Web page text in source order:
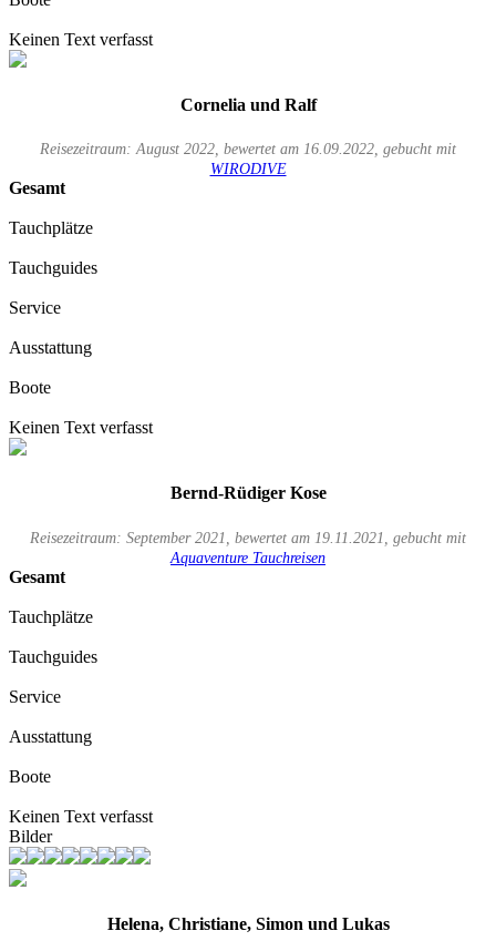
Keinen Text verfasst
Cornelia und Ralf
Reisezeitraum: August 2022, bewertet am 16.09.2022, gebucht mit
WIRODIVE
Gesamt
Tauchplätze
Tauchguides
Service
Ausstattung
Boote
Keinen Text verfasst
Bernd-Rüdiger Kose
Reisezeitraum: September 2021, bewertet am 19.11.2021, gebucht mit
Aquaventure Tauchreisen
Gesamt
Tauchplätze
Tauchguides
Service
Ausstattung
Boote
Keinen Text verfasst
Bilder
Helena, Christiane, Simon und Lukas